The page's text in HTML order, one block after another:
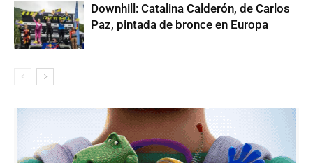
Downhill: Catalina Calderón, de Carlos
Paz, pintada de bronce en Europa